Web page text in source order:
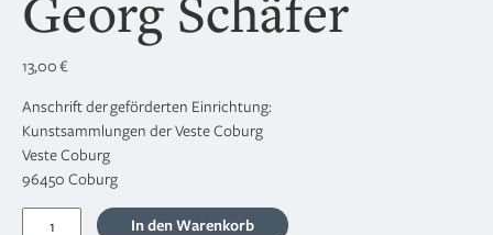
13,00€
Anschrift der geförderten Einrichtung:
Kunstsammlungen der Veste Coburg
Veste Coburg
96450 Coburg
Altdeutsche
In den Warenkorb